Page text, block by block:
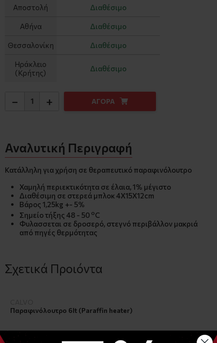
Αποστολή Διαθέσιμο
Αθήνα Διαθέσιμο
Θεσσαλονίκη Διαθέσιμο
Ηράκλειο
(Κρήτης)
Διαθέσιμο
− + ΑΓΟΡΑ
Αναλυτική Περιγραφή
Κατάλληλη για χρήση σε θεραπευτικό παραφινόλουτρο
Χαμηλή περιεκτικότητα σε έλαια, 1% μέγιστο
Διαθέσιμη σε στερεά μπλοκ 4Χ15Χ12cm
Βάρος 1,25kg +- 5%
Σημείο τήξης 48 - 50 oC
Φυλασσεται σε δροσερό, στεγνό περιβάλλον μακριά
από πηγές θερμότητας
Σχετικά Προιόντα
Παραφινόλουτρο 6lt (Paraffin heater)